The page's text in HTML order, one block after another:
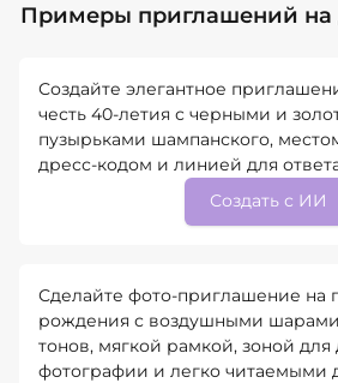
Примеры приглашений на
Создайте элегантное
честь 40-летия с черными и
пузырьками шампанского,
дресс-кодом и линией для
Создать с ИИ
Сделайте фото-приглашение на
рождения с воздушными шарами
тонов, мягкой рамкой, зоной для
фотографии и легко читаемыми